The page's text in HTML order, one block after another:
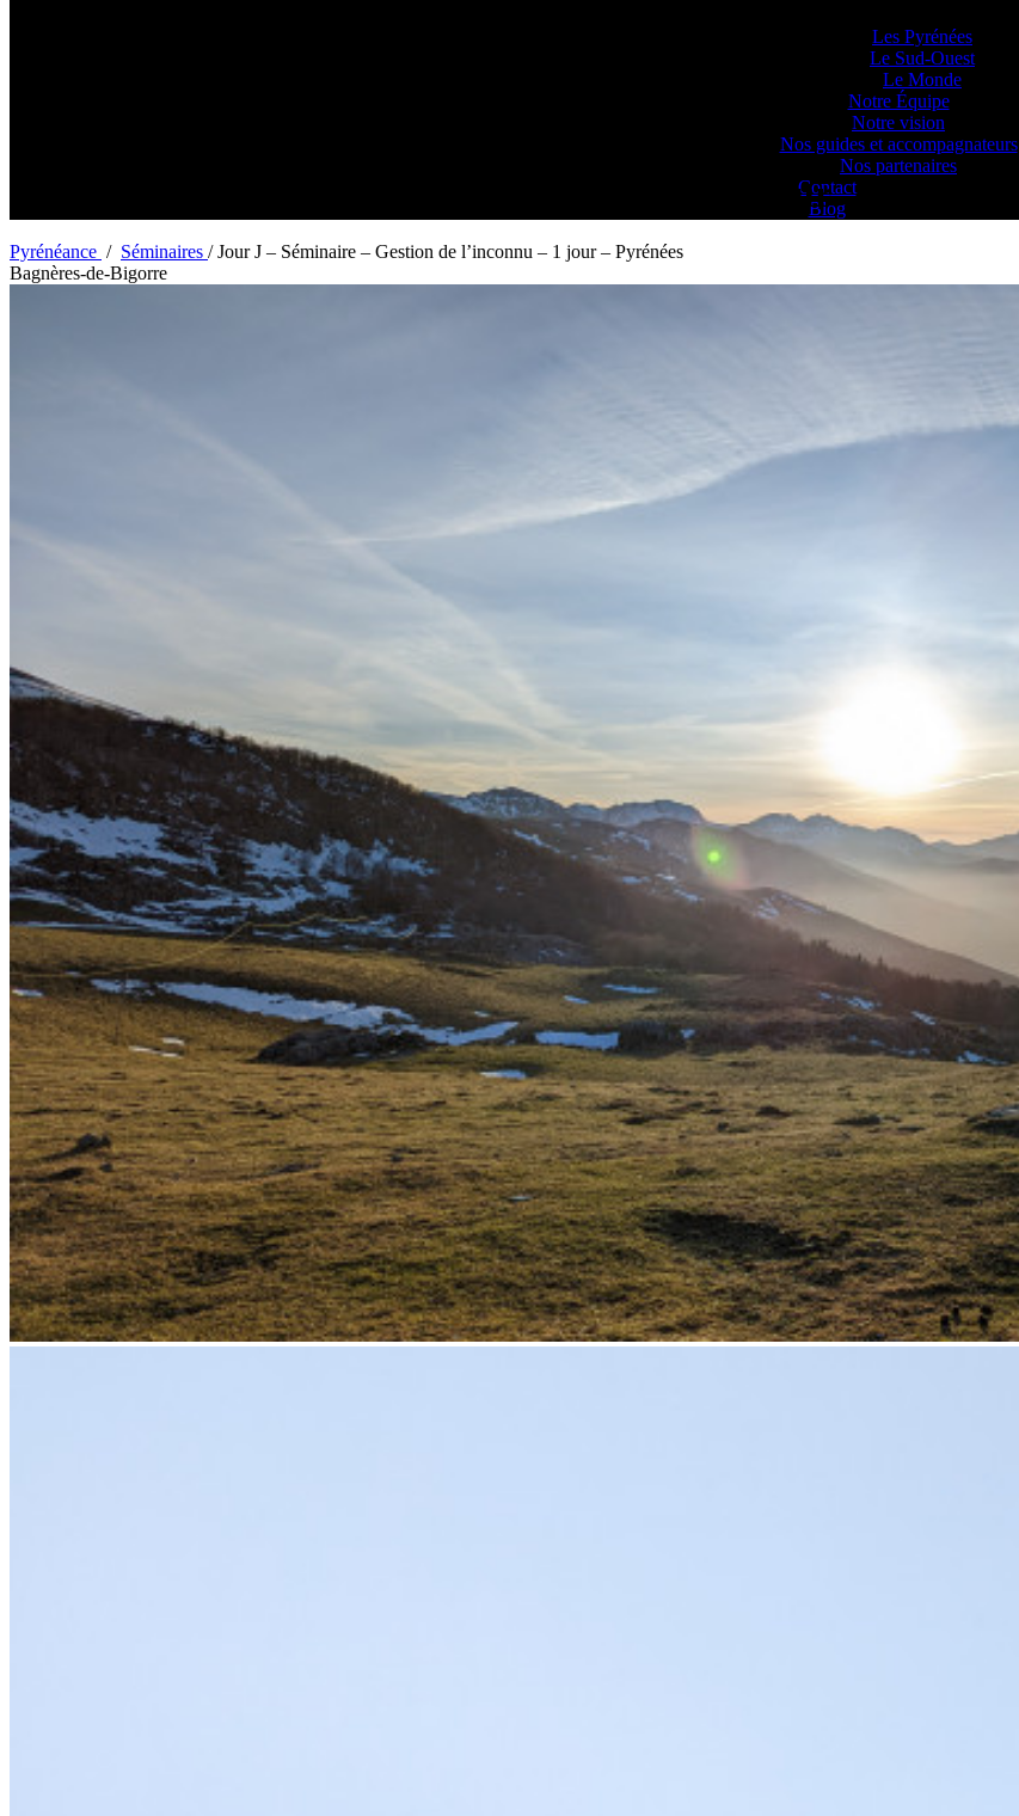
Les Pyrénées
Le Sud-Ouest
Le Monde
Notre Équipe
Notre vision
Nos guides et accompagnateurs
Nos partenaires
Contact
Blog
Jour J – Séminaire – Gestion de l’inconnu – 1 jour – Pyrénées
Pyrénéance / Séminaires /Jour J – Séminaire – Gestion de l’inconnu – 1 jour – Pyrénées
Bagnères-de-Bigorre